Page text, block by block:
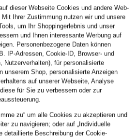
dieser Webseite Cookies und andere Web-
Mit Ihrer Zustimmung nutzen wir und unsere
um Ihr Shoppingerlebnis und unser
und Ihnen interessante Werbung auf
Personenbezogene Daten können
IP-Adressen, Cookie-ID, Browser- und
Nutzerverhalten), für personalisierte
unserem Shop, personalisierte Anzeigen
auf unserer Webseite, Analyse
für Sie zu verbessern oder zur
zu“ um alle Cookies zu akzeptieren und
zu navigieren; oder auf „Individuelle
detaillierte Beschreibung der Cookie-